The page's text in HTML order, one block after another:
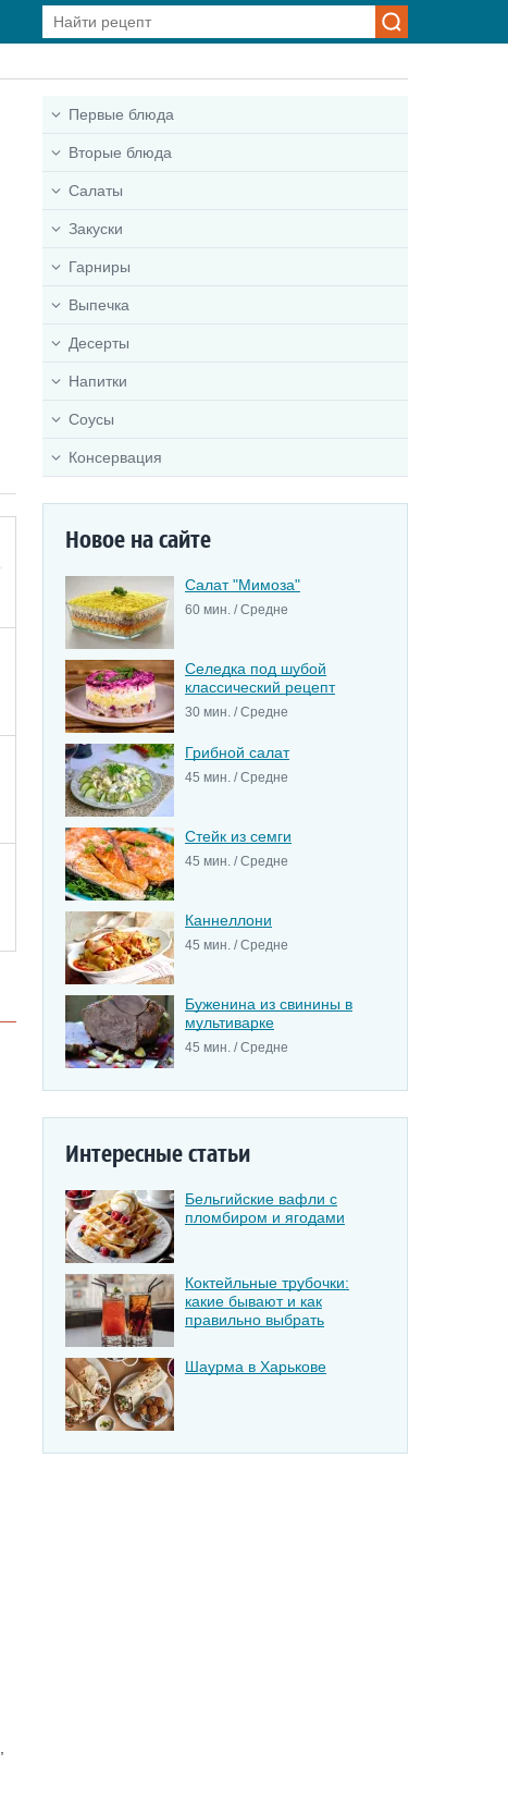
Первые блюда
Вторые блюда
Салаты
Закуски
Гарниры
Выпечка
Десерты
Напитки
Соусы
Консервация
Новое на сайте
Салат "Мимоза"
60 мин. / Средне
Селедка под шубой
классический рецепт
30 мин. / Средне
Грибной салат
45 мин. / Средне
Стейк из семги
45 мин. / Средне
Каннеллони
45 мин. / Средне
Буженина из свинины в
мультиварке
45 мин. / Средне
Интересные статьи
Бельгийские вафли с
пломбиром и ягодами
Коктейльные трубочки:
какие бывают и как
правильно выбрать
Шаурма в Харькове